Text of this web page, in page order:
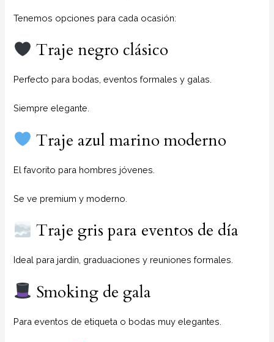
Tenemos opciones para cada ocasión:
Traje negro clásico
Perfecto para bodas, eventos formales y galas.
Siempre elegante.
Traje azul marino moderno
El favorito para hombres jóvenes.
Se ve premium y moderno.
Traje gris para eventos de día
Ideal para jardín, graduaciones y reuniones formales.
Smoking de gala
Para eventos de etiqueta o bodas muy elegantes.